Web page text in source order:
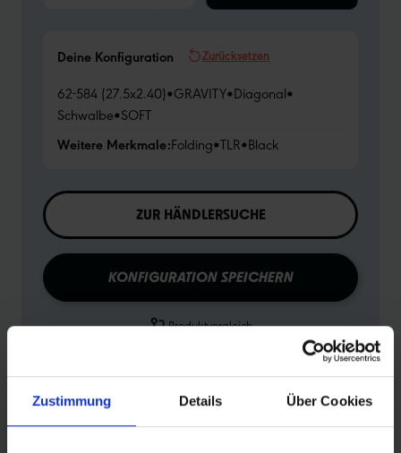
Zustimmung Details Über Cookies
Deine Konfiguration Zurücksetzen
62-584 (27.5x2.40)•GRAVITY•Diagonal•
Schwalbe•SOFT
Weitere Merkmale:Folding•TLR•Black
ZUR HÄNDLERSUCHE
KONFIGURATION SPEICHERN
Produktvergleich